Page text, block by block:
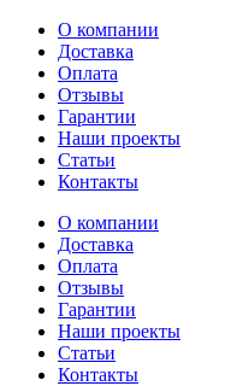
Перейти
содержимому
О компании
Доставка
Оплата
Отзывы
Гарантии
Наши проекты
Статьи
Контакты
О компании
Доставка
Оплата
Отзывы
Гарантии
Наши проекты
Статьи
Контакты